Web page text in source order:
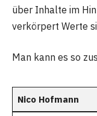
über Inhalte im
verkörpert Werte
Man kann es so
Nico Hofmann